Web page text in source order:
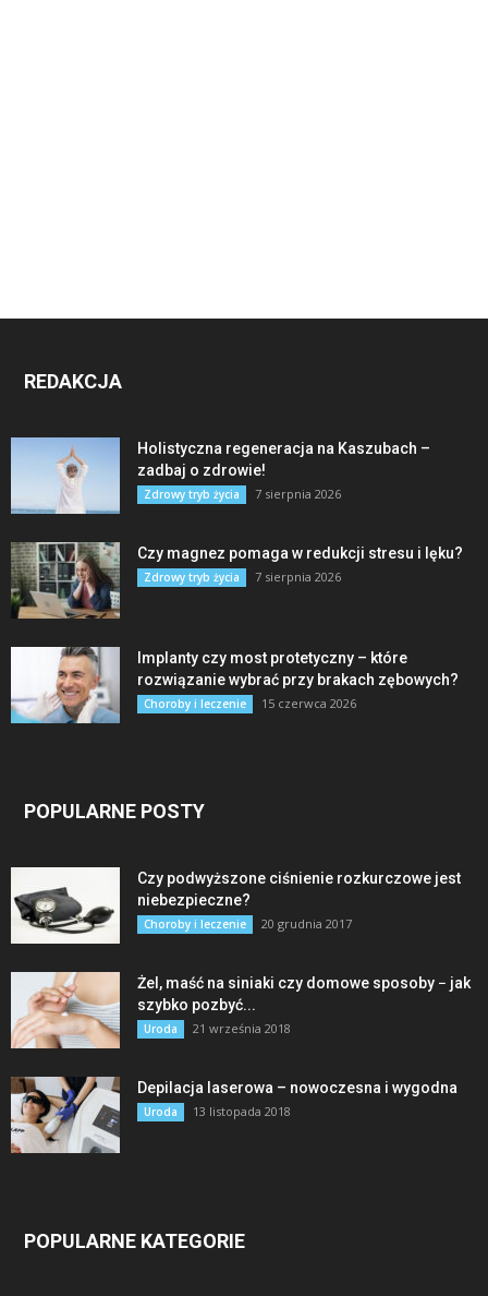
REDAKCJA
Holistyczna regeneracja na Kaszubach –
zadbaj o zdrowie!
Zdrowy tryb życia 7 sierpnia 2026
Czy magnez pomaga w redukcji stresu i lęku?
Zdrowy tryb życia 7 sierpnia 2026
Implanty czy most protetyczny – które
rozwiązanie wybrać przy brakach zębowych?
Choroby i leczenie 15 czerwca 2026
POPULARNE POSTY
Czy podwyższone ciśnienie rozkurczowe jest
niebezpieczne?
Choroby i leczenie 20 grudnia 2017
Żel, maść na siniaki czy domowe sposoby − jak
szybko pozbyć...
Uroda 21 września 2018
Depilacja laserowa – nowoczesna i wygodna
Uroda 13 listopada 2018
POPULARNE KATEGORIE